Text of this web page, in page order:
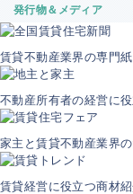
発行物＆メディア
賃貸不動産業界の専門
不動産所有者の経営に
家主と賃貸不動産業界
賃貸経営に役立つ商材